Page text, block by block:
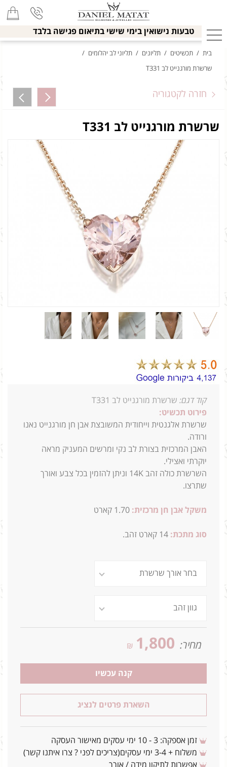
טבעות נישואין בימי שישי בתיאום פגישה בלבד
בית / תכשיטים / תליונים / תליוני לב יהלומים /
שרשרת מורגנייט לב T331
חזרה לקטגוריה
שרשרת מורגנייט לב T331
קוד דגם: שרשרת מורגנייט לב T331
פירוט תכשיט:
שרשרת אלגנטית וייחודית המשובצת אבן חן מורגנייט נאנו
ורודה.
האבן המרכזית בצורת לב נקי ומרשים המעניק מראה
יוקרתי ואצילי.
השרשרת כולה זהב 14K וניתן להזמין בכל צבע ואורך
שתרצו.
משקל אבן חן מרכזית: 1.70 קארט
סוג מתכת: 14 קארט זהב.
מחיר: 1,800
₪
קנה עכשיו
השארת פרטים לנציג
זמן אספקה: 3 - 10 ימי עסקים מאישור העסקה
משלוח + 3-4 ימי עסקים(צריכים לפני ? צרו איתנו קשר)
אפשרות לתיקון מידה / אורך